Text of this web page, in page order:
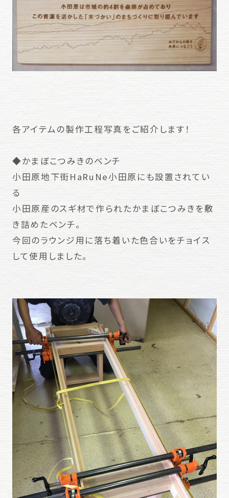
各アイテムの製作工程写真をご紹介します！
◆かまぼこつみきのベンチ
小田原地下街HaRuNe小田原にも設置されてい
る
小田原産のスギ材で作られたかまぼこつみきを敷
き詰めたベンチ。
今回のラウンジ用に落ち着いた色合いをチョイス
して使用しました。